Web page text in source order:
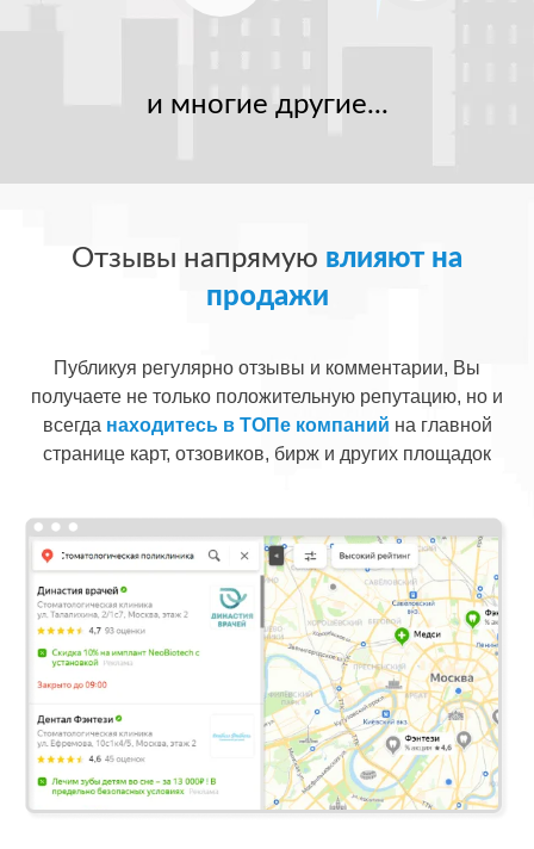
и многие другие...
Отзывы напрямую влияют на
продажи
Публикуя регулярно отзывы и комментарии, Вы
получаете не только положительную репутацию, но и
всегда находитесь в ТОПе компаний на главной
странице карт, отзовиков, бирж и других площадок